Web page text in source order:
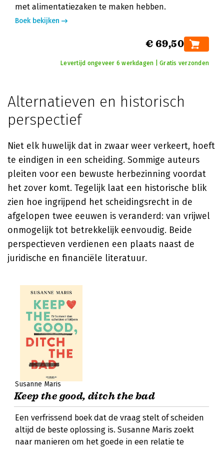
met alimentatiezaken te maken hebben.
Boek bekijken
€ 69,50
Levertijd ongeveer 6 werkdagen | Gratis verzonden
Alternatieven en historisch
perspectief
Niet elk huwelijk dat in zwaar weer verkeert, hoeft
te eindigen in een scheiding. Sommige auteurs
pleiten voor een bewuste herbezinning voordat
het zover komt. Tegelijk laat een historische blik
zien hoe ingrijpend het scheidingsrecht in de
afgelopen twee eeuwen is veranderd: van vrijwel
onmogelijk tot betrekkelijk eenvoudig. Beide
perspectieven verdienen een plaats naast de
juridische en financiële literatuur.
Susanne Maris
Keep the good, ditch the bad
Een verfrissend boek dat de vraag stelt of scheiden
altijd de beste oplossing is. Susanne Maris zoekt
naar manieren om het goede in een relatie te